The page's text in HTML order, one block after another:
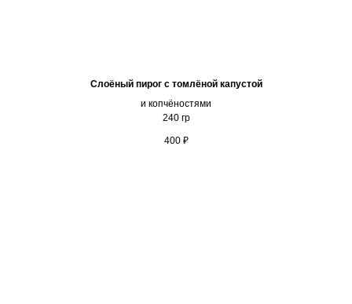
Слоёный пирог с томлёной капустой
и копчёностями
240 гр
400 ₽